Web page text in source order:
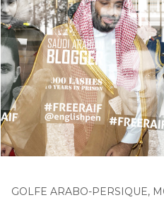
GOLFE ARABO-PERSIQUE,